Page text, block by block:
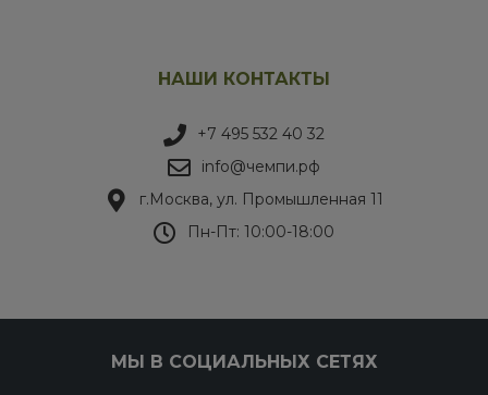
НАШИ КОНТАКТЫ
+7 495 532 40 32
info@чемпи.рф
г.Москва, ул. Промышленная 11
Пн-Пт: 10:00-18:00
МЫ В СОЦИАЛЬНЫХ СЕТЯХ